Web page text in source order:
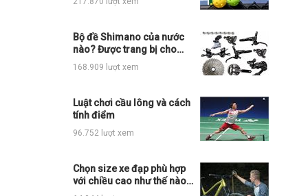
Bộ đề Shimano của nước
nào? Được trang bị cho
những loại xe đạp thể thao
168.909 lượt xem
Luật chơi cầu lông và cách
tính điểm
96.752 lượt xem
Chọn size xe đạp phù hợp
với chiều cao như thế nào
cho đúng?